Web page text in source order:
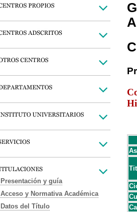
Presentación y guía
Acceso y Normativa Académica
Datos del Título